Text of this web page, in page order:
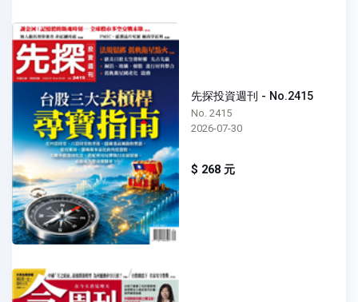
先探投資週刊 - No.2415
No. 2415
2026-07-30
$ 268 元